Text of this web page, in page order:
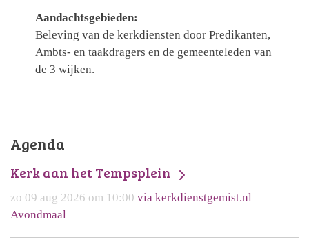
Aandachtsgebieden:
Beleving van de kerkdiensten door Predikanten,
Ambts- en taakdragers en de gemeenteleden van
de 3 wijken.
Agenda
Kerk aan het Tempsplein
zo 09 aug 2026 om 10:00 via kerkdienstgemist.nl
Avondmaal